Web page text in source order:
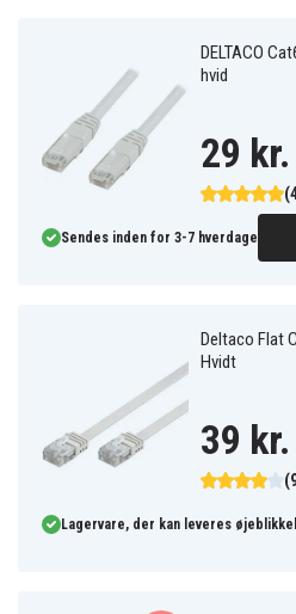
DELTACO
hvid
29 kr.
Sendes inden for 3-7 hverdage
Deltaco Flat
Hvidt
39 kr.
Lagervare, der kan leveres